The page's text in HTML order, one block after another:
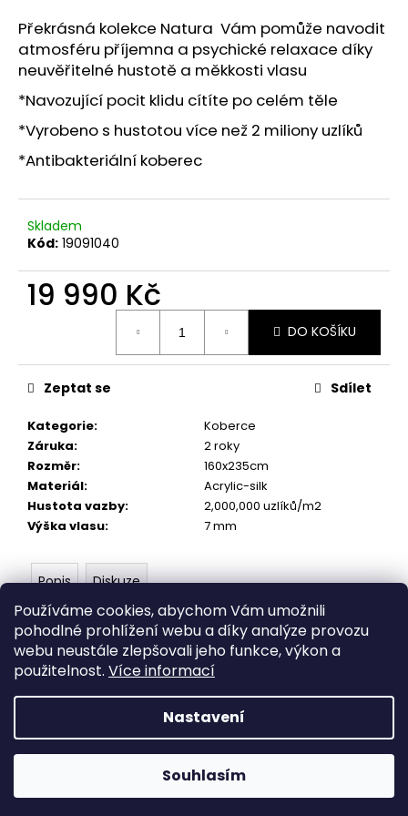
Používáme cookies, abychom Vám umožnili
pohodlné prohlížení webu a díky analýze provozu
webu neustále zlepšovali jeho funkce, výkon a
použitelnost. Více informací
Nastavení
Souhlasím
Překrásná kolekce Natura Vám pomůže navodit
atmosféru příjemna a psychické relaxace díky
neuvěřitelné hustotě a měkkosti vlasu
*Navozující pocit klidu cítíte po celém těle
*Vyrobeno s hustotou více než 2 miliony uzlíků
*Antibakteriální koberec
Skladem
Kód: 19091040
19 990 Kč
DO KOŠÍKU
Kategorie:
Koberce
Záruka:
2 roky
Rozměr:
160x235cm
Materiál:
Acrylic-silk
Hustota vazby:
2,000,000 uzlíků/m2
Výška vlasu: 7 mm
Zeptat se Sdílet
R
Popis Diskuze
Překrásná kolekce Natura Vám pomůže navodit
atmosféru příjemna a psychické relaxace díky
neuvěřitelné hustotě a měkkosti vlasu. Navozující
pocit klidu cítíte po celém těle.
a
j
í
t
?
D
r
u
u
e
m
e
DIAMOND
EXCELENT
19
990
Kč
Původně:
24
990
á
a
Copyright 2026Orientstock.com. Všechna práva
vyhrazena.